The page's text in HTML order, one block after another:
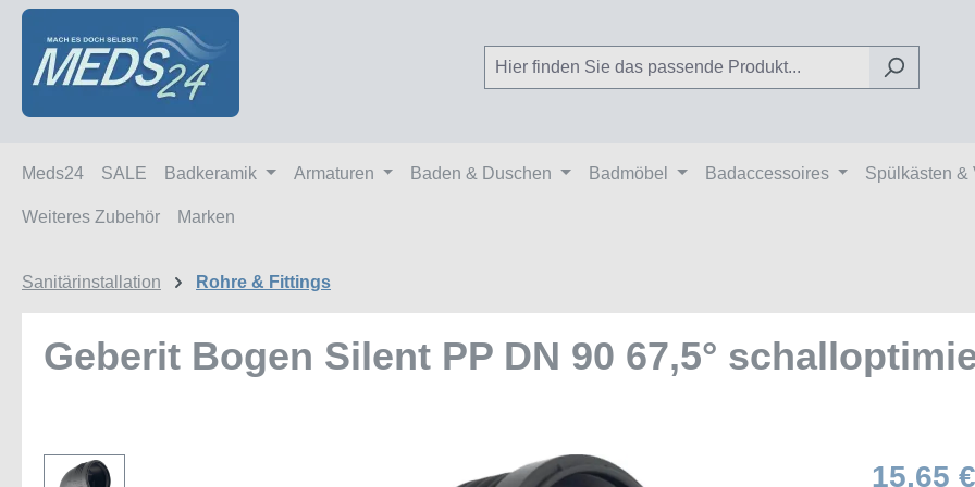
Hauptinhalt springen
Zur Suche springen
Zur Hauptnavigation springen
Meds24 SALE Badkeramik Armaturen Baden & Duschen Badmöbel Badaccessoires Spülkästen &
Weiteres Zubehör Marken
Sanitärinstallation Rohre & Fittings
Geberit Bogen Silent PP DN 90 67,5°
Bildergalerie überspringen 15,65 €